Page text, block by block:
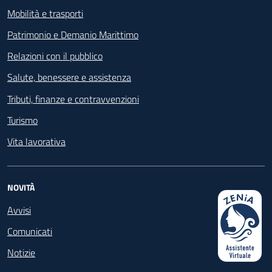
Mobilità e trasporti
Patrimonio e Demanio Marittimo
Relazioni con il pubblico
Salute, benessere e assistenza
Tributi, finanze e contravvenzioni
Turismo
Vita lavorativa
NOVITÀ
Avvisi
Comunicati
Notizie